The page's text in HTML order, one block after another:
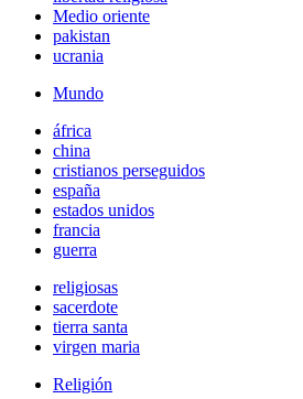
Medio oriente
pakistan
ucrania
Mundo
áfrica
china
cristianos perseguidos
españa
estados unidos
francia
guerra
religiosas
sacerdote
tierra santa
virgen maria
Religión